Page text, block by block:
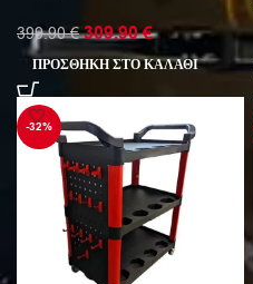
399.90€ 309.90€
ΠΡΟΣΘΉΚΗ ΣΤΟ ΚΑΛΆΘΙ
-32%